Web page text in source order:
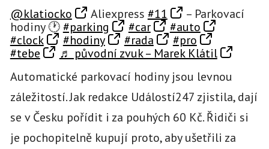
@klatiocko
Aliexpress #11
– Parkovací
hodiny 🕐#parking #car
#auto
#clock
#hodiny #rada
#pro
#tebe
♬ původní zvuk – Marek Klátil
Automatické parkovací hodiny jsou levnou
záležitostí. Jak redakce Událostí247 zjistila, dají
se v Česku pořídit i za pouhých 60 Kč. Řidiči si
je pochopitelně kupují proto, aby ušetřili za